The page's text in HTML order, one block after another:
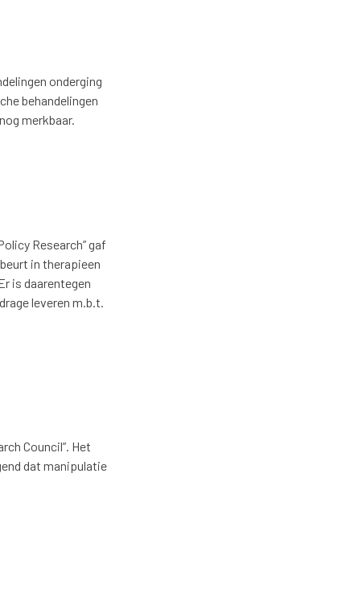
onderging
behandelingen
merkbaar.
Research” gaf
in therapieen
is daarentegen
leveren m.b.t.
Council”. Het
dat manipulatie